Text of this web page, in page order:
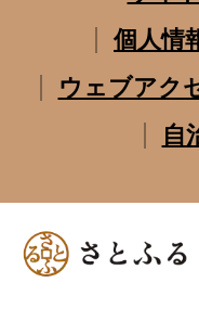
個人情
ウェブアク
自